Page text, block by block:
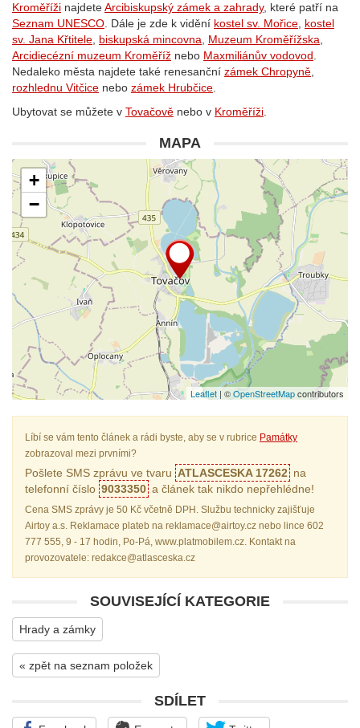
Kroměříži najdeteArcibiskupský zámek a zahrady, které patří na
Seznam UNESCO . Dále je zde k vidění kostel sv. Mořice kostel
sv. Jana Křtitele biskupská mincovna Muzeum Kroměřížska
Arcidiecézní muzeum Kroměříž nebo Maxmiliánův vodovod
Nedaleko města najdete také renesanční zámek Chropyně
rozhlednu Vitčice nebo zámek Hrubčice
Ubytovat se můžete v Tovačově nebo v Kroměříži
MAPA
+
−
Leaflet | ©OpenStreetMapcontributors
Líbí se vám tento článek a rádi byste, aby se v rubrice Památky
zobrazoval mezi prvními?
Pošlete SMS zprávu ve tvaru ATLASCESKA 17262 na
telefonní číslo 9033350 a článek tak nikdo nepřehlédne!
Cena SMS zprávy je 50 Kč včetně DPH. Službu technicky zajišťuje
Airtoy a.s. Reklamace plateb na reklamace@airtoy.cz nebo lince 602
777 555, 9 - 17 hodin, Po-Pá, www.platmobilem.cz. Kontakt na
provozovatele: redakce@atlasceska.cz
SOUVISEJÍCÍ KATEGORIE
Hrady a zámky
« zpět na seznam položek
SDÍLET